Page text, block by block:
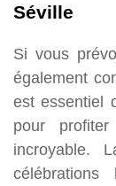
Séville
Si vous
également
est essentiel
pour
incroyable.